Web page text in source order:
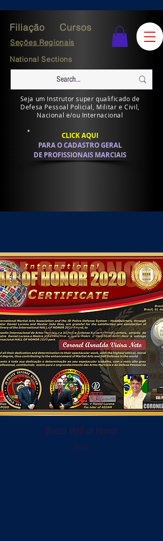
Filiação Cursos
Seções Regionais
National Sections
Seja um Instrutor super qualificado de
Defesa Pessoal Policial, Militar e Civil,
Nacional e/ou Internacional
CLICK AQUI
PARA O CADASTRO GERAL
DE PROFISSIONAIS MARCIAIS
Brazil Hall of Honor
2020